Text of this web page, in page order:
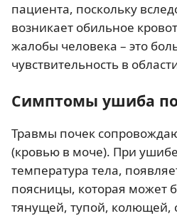
пациента, поскольку
возникает обильное
жалобы человека – это
чувствительность в
Симптомы ушиба
Травмы почек
(кровью в моче). При
температура тела,
поясницы, которая может
тянущей, тупой, колющей,